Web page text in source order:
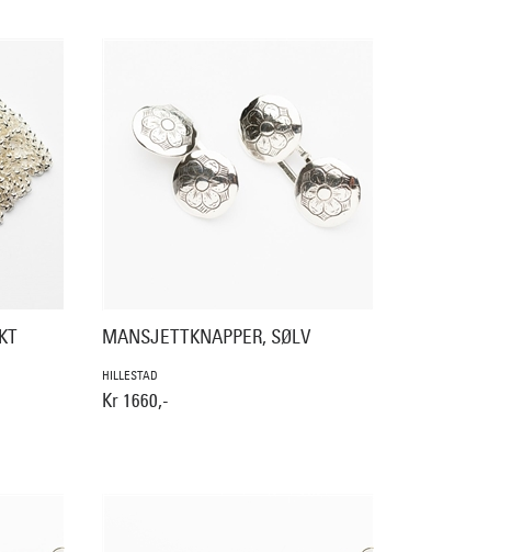
MANSJETTKNAPPER, SØLV
HILLESTAD
Kr 1660,-